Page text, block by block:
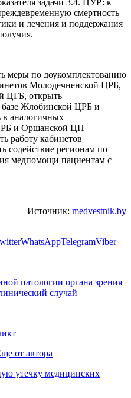
задачи 3.4. ЦУР: к
смертность
и лечения и поддержания
меры по доукомплектованию
Молодечненской ЦРБ,
ЦГБ, открыть
базе Жлобинской ЦРБ и
аналогичных
и Оршанской ЦП
работу кабинетов
содействие регионам по
медпомощи пациентам с
Источник: medvestnik.by
WhatsAppTelegramViber
патологии органа зрения
случай
от автора
утечку медицинских